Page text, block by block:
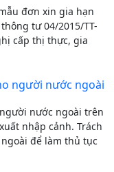
đơn xin gia hạn
tư 04/2015/TT-
cấp thị thực, gia
người nước ngoài
nước ngoài trên
nhập cảnh. Trách
để làm thủ tục